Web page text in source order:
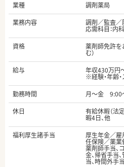
業種
調剤薬局
業務内容
調剤／監査／
応需科目：内
資格
薬剤師免許を
む）
給与
年収430万円
※経験・年齢
勤務時間
月～金 9:00
休日
有給休暇（法
暇4日、他
福利厚生諸手当
厚生年金／
任保険／薬業
薬剤師手当、
金、帰省手当
当、時間外手